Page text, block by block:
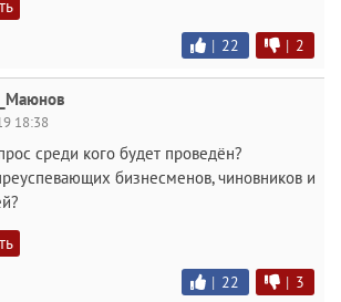
| 22 | 2
18:38
среди кого будет проведён?
бизнесменов, чиновников и
| 22 | 3